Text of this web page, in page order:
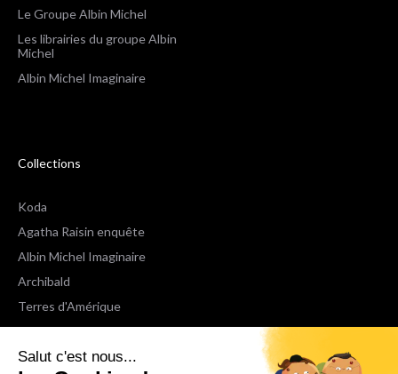
Salut c'est nous...
Le Groupe Albin Michel
Les librairies du groupe Albin
Michel
Albin Michel Imaginaire
Collections
Koda
Agatha Raisin enquête
Albin Michel Imaginaire
Archibald
Terres d'Amérique
Espaces Libres Poche
NOX